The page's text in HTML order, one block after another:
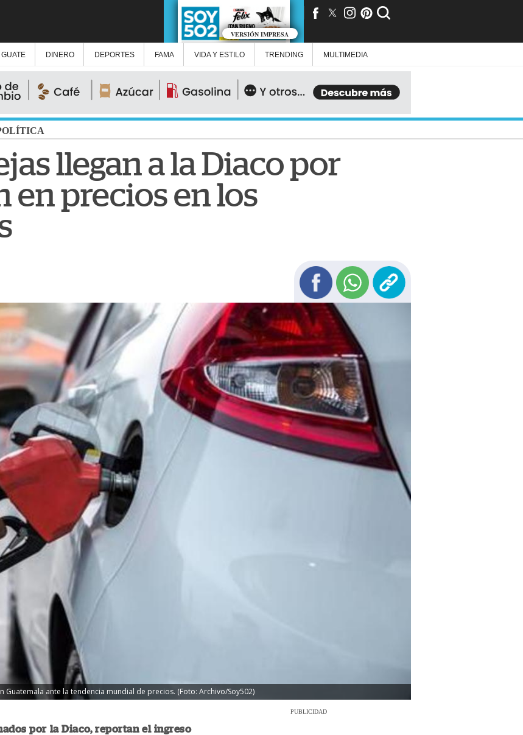
VERSIÓN IMPRESA
GUATE DINERO DEPORTES FAMA VIDA Y ESTILO TRENDING MULTIMEDIA
llegan a la Diaco por
en precios en los
Guatemala ante la tendencia mundial de precios. (Foto: Archivo/Soy502)
por la Diaco, reportan el ingreso
PUBLICIDAD